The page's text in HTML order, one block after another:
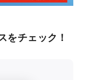
をチェック！